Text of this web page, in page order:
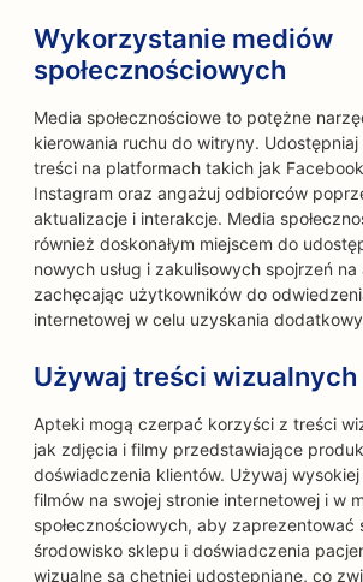
Wykorzystanie mediów
społecznościowych
Media społecznościowe to potężne
kierowania ruchu do witryny.
treści na platformach takich jak
Instagram oraz angażuj odbiorców
aktualizacje i interakcje. Media
również doskonałym miejscem do
nowych usług i zakulisowych spojrzeń na
zachęcając użytkowników do
internetowej w celu uzyskania
Używaj treści wizualnych
Apteki mogą czerpać korzyści z treści
jak zdjęcia i filmy przedstawiające
doświadczenia klientów. Używaj
filmów na swojej stronie internetowej i w
społecznościowych, aby zaprezentować
środowisko sklepu i doświadczenia
wizualne są chętniej udostępniane, co